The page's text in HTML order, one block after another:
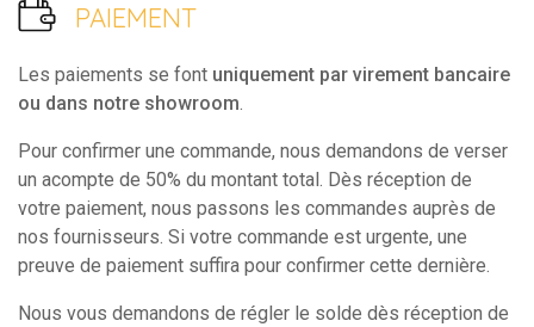
PAIEMENT
Les paiements se font uniquement par virement bancaire
ou dans notre showroom.
Pour confirmer une commande, nous demandons de verser
un acompte de 50% du montant total. Dès réception de
votre paiement, nous passons les commandes auprès de
nos fournisseurs. Si votre commande est urgente, une
preuve de paiement suffira pour confirmer cette dernière.
Nous vous demandons de régler le solde dès réception de